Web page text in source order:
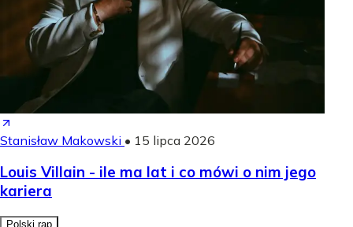
Stanisław Makowski • 15 lipca 2026
Louis Villain - ile ma lat i co mówi o nim jego
kariera
Polski rap